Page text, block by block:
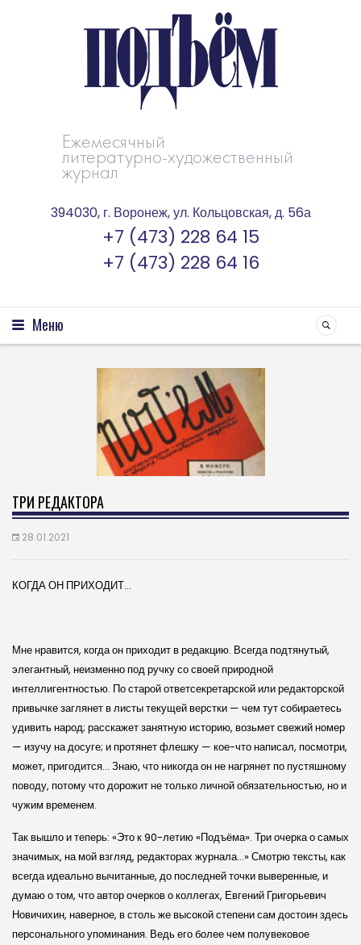
Ежемесячный
литературно-художественный
журнал
394030, г. Воронеж, ул. Кольцовская, д. 56а
+7 (473) 228 64 15
+7 (473) 228 64 16
Меню
ТРИ РЕДАКТОРА
28.01.2021
КОГДА ОН ПРИХОДИТ…
Мне нравится, когда он приходит в редакцию. Всегда подтянутый,
элегантный, неизменно под ручку со своей природной
интеллигентностью. По старой ответсекретарской или редакторской
привычке заглянет в листы текущей верстки — чем тут собираетесь
удивить народ; расскажет занятную историю, возьмет свежий номер
— изучу на досуге; и протянет флешку — кое-что написал, посмотри,
может, пригодится… Знаю, что никогда он не нагрянет по пустяшному
поводу, потому что дорожит не только личной обязательностью, но и
чужим временем.
Так вышло и теперь: «Это к 90-летию «Подъ­ёма». Три очерка о самых
значимых, на мой взгляд, редакторах журнала…» Смотрю тексты, как
всегда идеально вычитанные, до по­следней точки выверенные, и
думаю о том, что автор очерков о коллегах, Евгений Григорьевич
Новичихин, наверное, в столь же высокой степени сам достоин здесь
персонального упоминания. Ведь его более чем полувековое